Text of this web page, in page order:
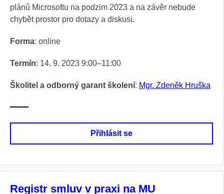
plánů Microsoftu na podzim 2023 a na závěr nebude
chybět prostor pro dotazy a diskusi.
Forma: online
Termín: 14. 9. 2023 9:00–11:00
Školitel a odborný garant školení: Mgr. Zdeněk Hruška
Přihlásit se
Registr smluv v praxi na MU